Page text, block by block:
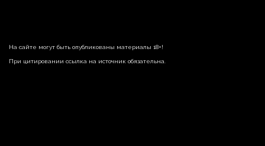
На сайте могут быть опубликованы материалы 18+!
При цитировании ссылка на источник обязательна.